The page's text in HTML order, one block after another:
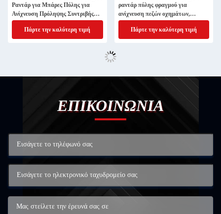
Ραντάρ για Μπάρες Πύλης για
Ανίχνευση Πρόληψης Συντριβής
Ασφάλεια Οχημάτων Πεζών με
Bluetooth RS485
Πάρτε την καλύτερη τιμή
ραντάρ πύλης φραγμού για
ανίχνευση πεζών οχημάτων,
προστασία κατά της συντριβής και
έλεγχο πρόσβασης στα πάρκινγκ
Πάρτε την καλύτερη τιμή
ΕΠΙΚΟΙΝΩΝΙΑ